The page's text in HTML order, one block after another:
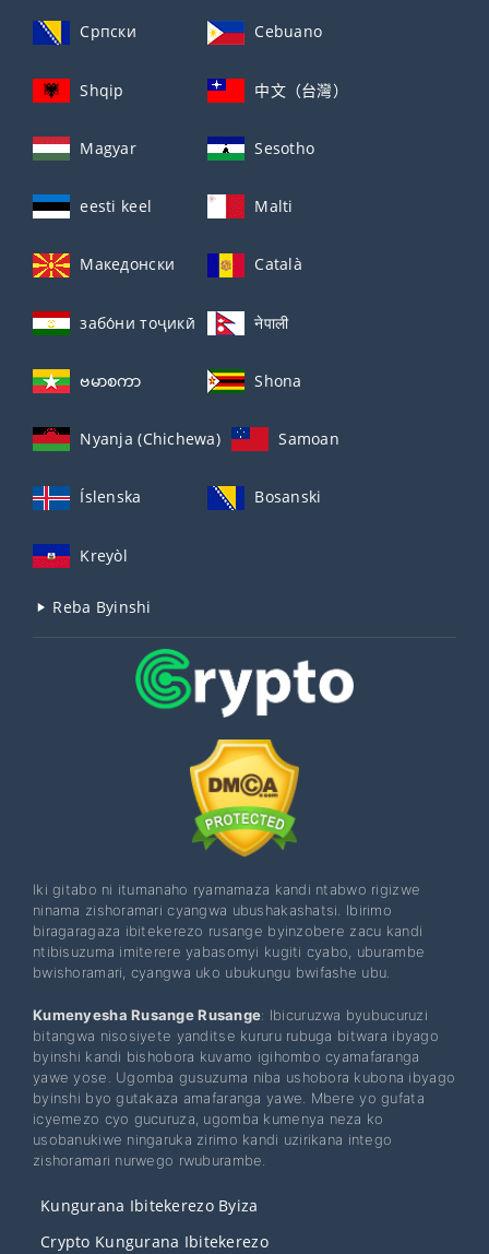
Српски Cebuano
Shqip 中文（台灣）
Magyar Sesotho
eesti keel Malti
Македонски Català
забо́ни тоҷикӣ́ नेपाली
ဗမာစကာ Shona
Nyanja (Chichewa) Samoan
Íslenska Bosanski
Kreyòl
Reba Byinshi
Iki gitabo ni itumanaho ryamamaza kandi ntabwo rigizwe
ninama zishoramari cyangwa ubushakashatsi. Ibirimo
biragaragaza ibitekerezo rusange byinzobere zacu kandi
ntibisuzuma imiterere yabasomyi kugiti cyabo, uburambe
bwishoramari, cyangwa uko ubukungu bwifashe ubu.
Kumenyesha Rusange Rusange: Ibicuruzwa byubucuruzi
bitangwa nisosiyete yanditse kururu rubuga bitwara ibyago
byinshi kandi bishobora kuvamo igihombo cyamafaranga
yawe yose. Ugomba gusuzuma niba ushobora kubona ibyago
byinshi byo gutakaza amafaranga yawe. Mbere yo gufata
icyemezo cyo gucuruza, ugomba kumenya neza ko
usobanukiwe ningaruka zirimo kandi uzirikana intego
zishoramari nurwego rwuburambe.
Kungurana Ibitekerezo Byiza
Crypto Kungurana Ibitekerezo